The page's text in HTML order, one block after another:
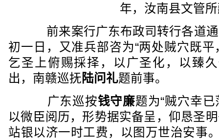
年，汝南县文管
前来案行广东布政司转行各道通
初一日，又准兵部咨为“两处贼穴既
乞圣上俯赐採择，以广圣化，以臻
出，南赣巡抚陆问礼题前事。
广东巡按钱守廉题为“贼穴幸
以微臣阅历，形势据实备呈，仰恳圣
站银以济一时工费，以图万世治安事